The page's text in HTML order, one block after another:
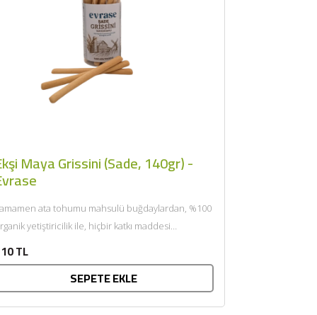
Maya Grissini (Sade, 140gr) -
ata tohumu mahsulü buğdaylardan, %100
yetiştiricilik ile, hiçbir katkı maddesi
TL
SEPETE EKLE